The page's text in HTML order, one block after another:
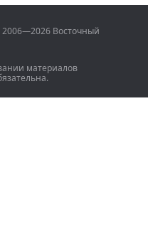
2006—2026 Восточный
материалов